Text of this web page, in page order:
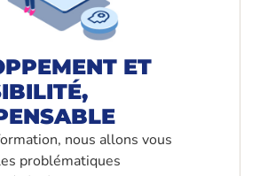
ET
nous allons vous
problématiques